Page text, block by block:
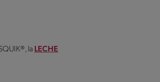
la LECHE